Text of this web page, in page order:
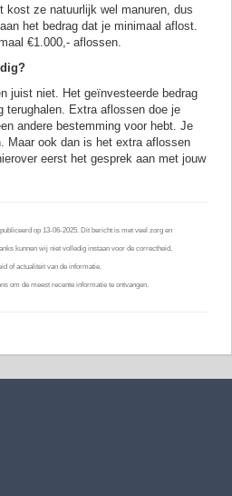
kost ze natuurlijk wel manuren, dus
het bedrag dat je minimaal aflost.
€1.000,- aflossen.
juist niet. Het geïnvesteerde bedrag
terughalen. Extra aflossen doe je
andere bestemming voor hebt. Je
Maar ook dan is het extra aflossen
eerst het gesprek aan met jouw
op 13-06-2025. Dit bericht is met veel zorg en
kunnen wij niet volledig instaan voor de correctheid,
of actualiteit van de informatie.
om de meest recente informatie te ontvangen.